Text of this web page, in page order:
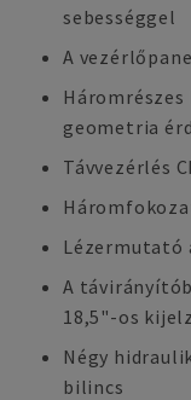
sebességgel
A
geometria
Távvezérlés
Lézermutató
A
18,5"-os
Négy
bilincs